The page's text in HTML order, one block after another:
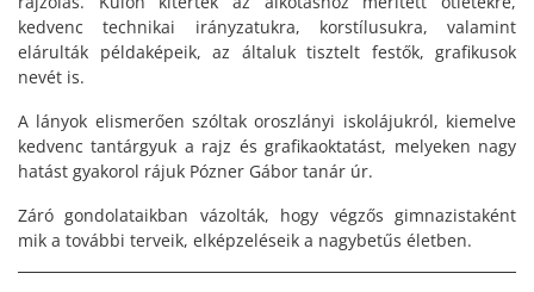
kedvenc technikai irányzatukra, korstílusukra, valamint
elárulták példaképeik, az általuk tisztelt festők, grafikusok
nevét is.
A lányok elismerően szóltak oroszlányi iskolájukról, kiemelve
kedvenc tantárgyuk a rajz és grafikaoktatást, melyeken nagy
hatást gyakorol rájuk Pózner Gábor tanár úr.
Záró gondolataikban vázolták, hogy végzős gimnazistaként
mik a további terveik, elképzeléseik a nagybetűs életben.